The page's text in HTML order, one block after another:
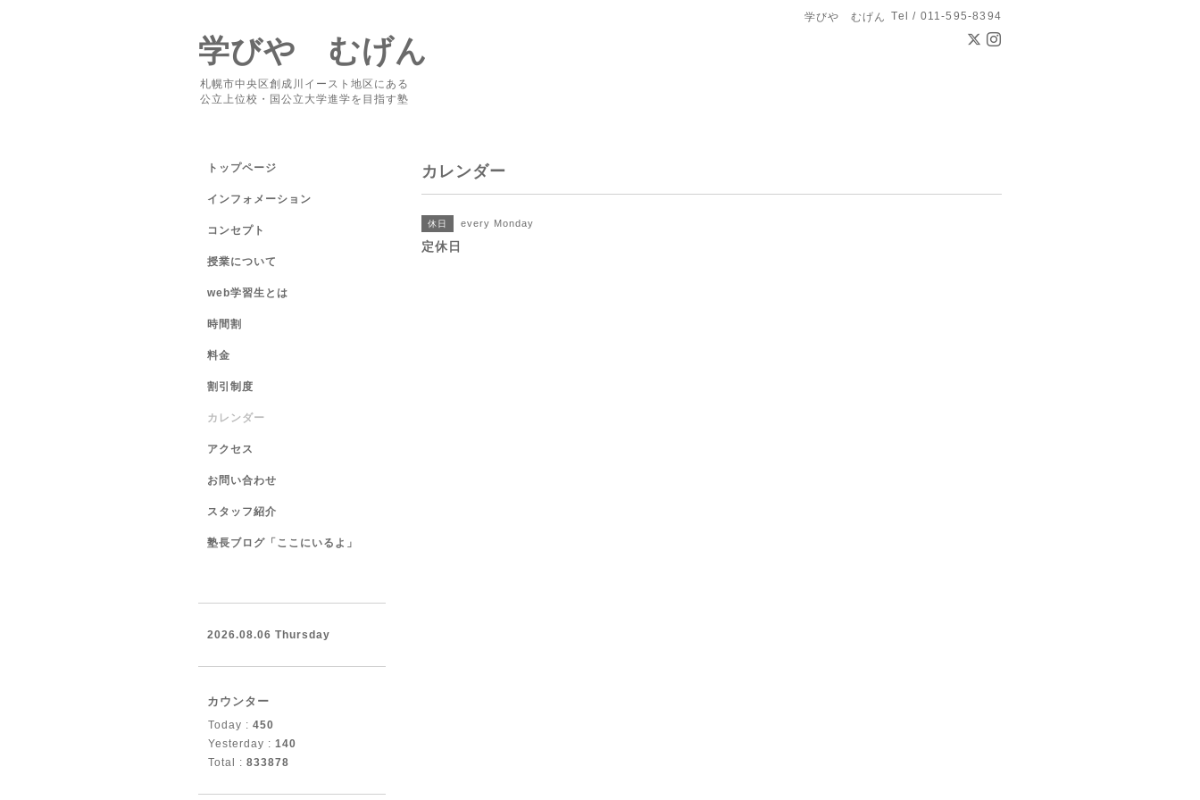
学びや むげん Tel / 011-595-8394
学びや むげん
札幌市中央区創成川イースト地区にある
公立上位校・国公立大学進学を目指す塾
カレンダー
休日 every Monday
定休日
トップページ
インフォメーション
コンセプト
授業について
web学習生とは
時間割
料金
割引制度
カレンダー
アクセス
お問い合わせ
スタッフ紹介
塾長ブログ「ここにいるよ」
2026.08.06 Thursday
カウンター
Today : 450
Yesterday : 140
Total : 833878